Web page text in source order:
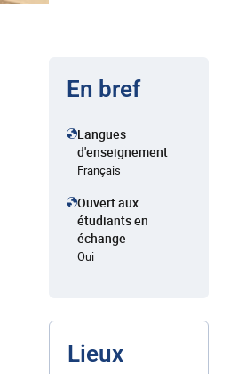
En bref
Langues
d'enseignement
Français
Ouvert aux
étudiants en
échange
Oui
Lieux